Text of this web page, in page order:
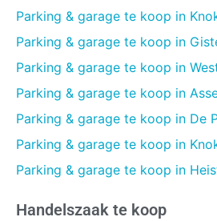
Parking & garage te koop in
Parking & garage te koop in
Parking & garage te koop in
Parking & garage te koop in
Parking & garage te koop in De
Parking & garage te koop in
Parking & garage te koop in
Handelszaak te koop